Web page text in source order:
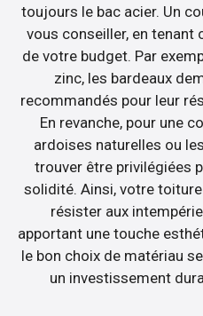
toujours le bac acier. Un
vous conseiller, en
de votre budget. Par
zinc, les bardeaux
recommandés pour leur
En revanche, pour une
ardoises naturelles ou
trouver être privilégiées
solidité. Ainsi, votre
résister aux
apportant une touche
le bon choix de matériau
un investissement